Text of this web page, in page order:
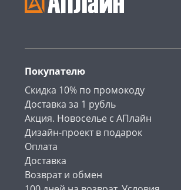
Покупателю
Скидка 10% по промокоду
Доставка за 1 рубль
Акция. Новоселье с АПлайн
Дизайн-проект в подарок
Оплата
Доставка
Возврат и обмен